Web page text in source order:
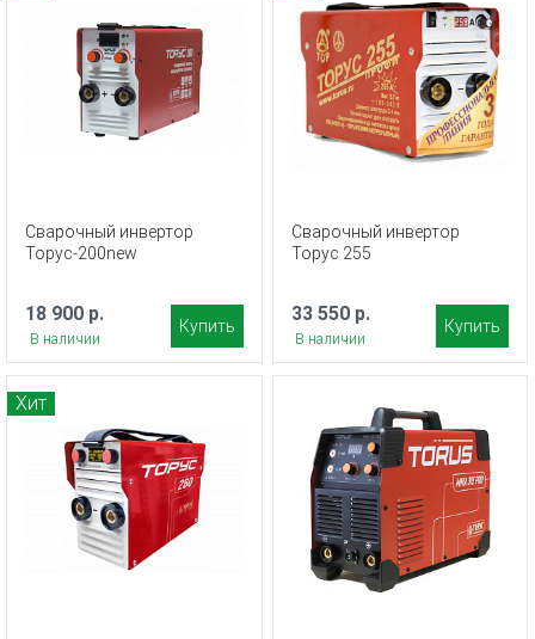
Сварочный инвертор
Торус-200new
18 900 р.
В наличии
Купить
Сварочный инвертор
Торус 255
33 550 р.
В наличии
Купить
Хит